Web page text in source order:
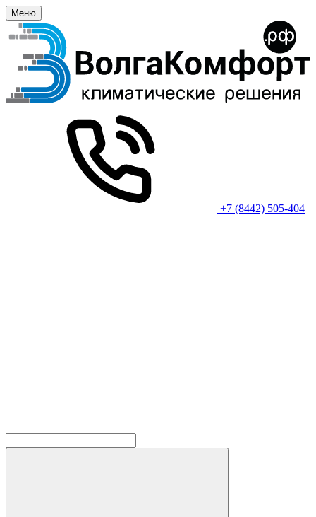
Меню
+7 (8442) 505-404